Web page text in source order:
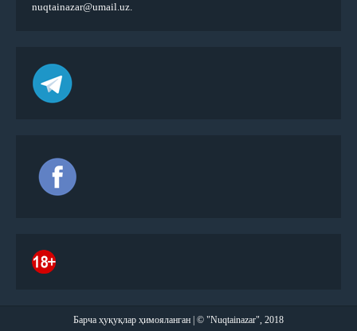
nuqtainazar@umail.uz.
Барча ҳуқуқлар ҳимояланган | © "Nuqtainazar", 2018